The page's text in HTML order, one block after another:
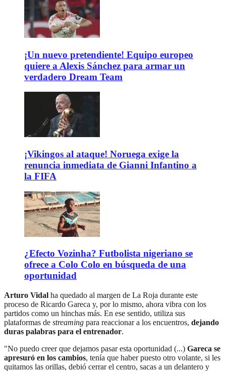
¡Un nuevo pretendiente! Equipo europeo
quiere a Alexis Sánchez para armar un
verdadero Dream Team
¡Vikingos al ataque! Noruega exige la
renuncia inmediata de Gianni Infantino a
la FIFA
¿Efecto Vozinha? Futbolista nigeriano se
ofrece a Colo Colo en búsqueda de una
oportunidad
Arturo Vidal ha quedado al margen de La Roja durante este
proceso de Ricardo Gareca y, por lo mismo, ahora vibra con los
partidos como un hinchas más. En ese sentido, utiliza sus
plataformas de streaming para reaccionar a los encuentros, dejando
duras palabras para el entrenador.
"No puedo creer que dejamos pasar esta oportunidad (...) Gareca se
apresuró en los cambios, tenía que haber puesto otro volante, si les
quitamos las orillas, debió cerrar el centro, sacas a un delantero y